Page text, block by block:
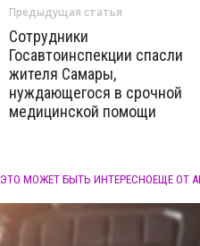
Предыдущая статья
Сотрудники
Госавтоинспекции спасли
жителя Самары,
нуждающегося в срочной
медицинской помощи
ЭТО МОЖЕТ БЫТЬ ИНТЕРЕСНОЕЩЕ ОТ